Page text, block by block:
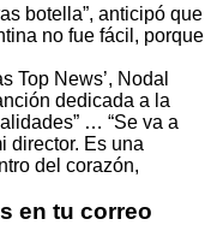
botella”, anticipó que
no fue fácil, porque
Top News’, Nodal
dedicada a la
… “Se va a
director. Es una
del corazón,
en tu correo